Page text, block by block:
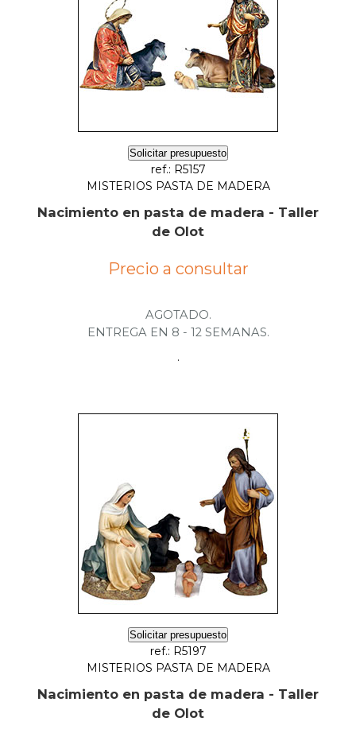
Solicitar presupuesto
ref.: R5157
MISTERIOS PASTA DE MADERA
Nacimiento en pasta de madera - Taller
de Olot
Precio a consultar
AGOTADO.
ENTREGA EN 8 - 12 SEMANAS.
.
Solicitar presupuesto
ref.: R5197
MISTERIOS PASTA DE MADERA
Nacimiento en pasta de madera - Taller
de Olot